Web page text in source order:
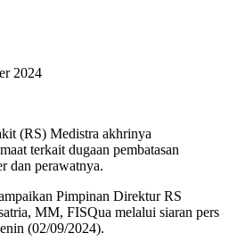
2024
(RS) Medistra akhrinya
terkait dugaan pembatasan
dan perawatnya.
Pimpinan Direktur RS
MM, FISQua melalui siaran pers
(02/09/2024).